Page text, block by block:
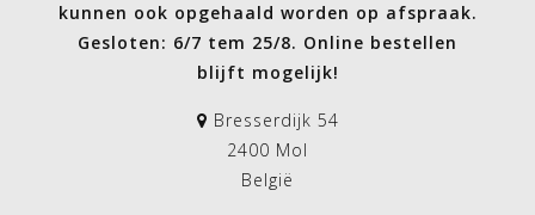
kunnen ook opgehaald worden op afspraak.
Gesloten: 6/7 tem 25/8. Online bestellen
blijft mogelijk!
Bresserdijk 54
2400 Mol
België